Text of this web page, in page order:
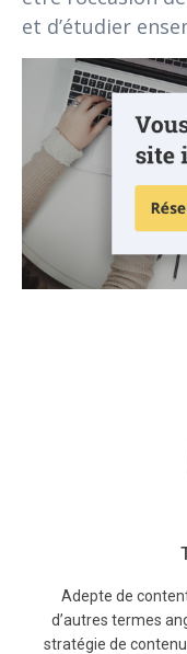
et d’étudier
Adepte de
d’autres termes
stratégie de